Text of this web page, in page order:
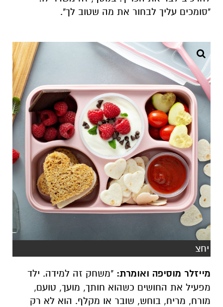
"סומכים עליך לבחור את מה שטוב לך".
יחצ
מייזלר מוסיפה ואומרת: "משחק זה למידה. ילד
מפעיל את החושים כשהוא חותך, מועך, טועם,
מורח, מריח, בוחש, שובר או מקלף. הוא לא רק